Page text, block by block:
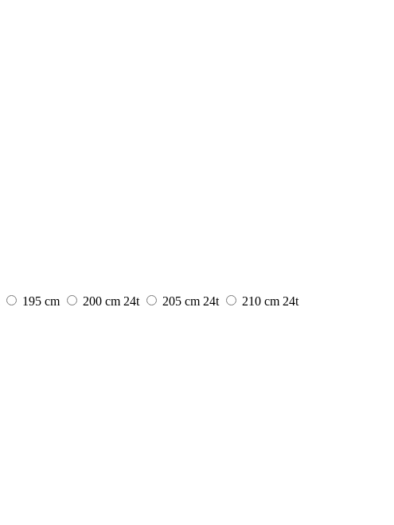
195 cm 200 cm 24t 205 cm 24t 210 cm 24t